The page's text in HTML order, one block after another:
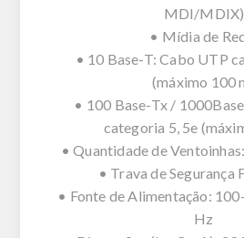
MDI/MDIX)
• Mídia de
• 10 Base-T: Cabo UTP
(máximo 100
• 100 Base-Tx /
categoria 5, 5e
• Quantidade de
• Trava de Segurança
• Fonte de Alimentação:
Hz